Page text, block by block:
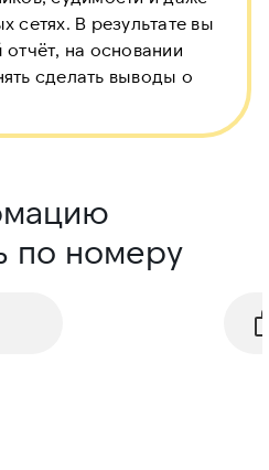
сетях. В результате вы
на основании
сделать выводы о
по номеру